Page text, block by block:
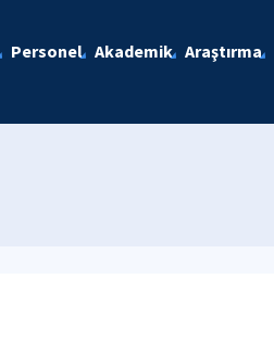
Personel Akademik Araştırma